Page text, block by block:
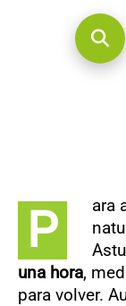
P
ara
una hora,
para volver.